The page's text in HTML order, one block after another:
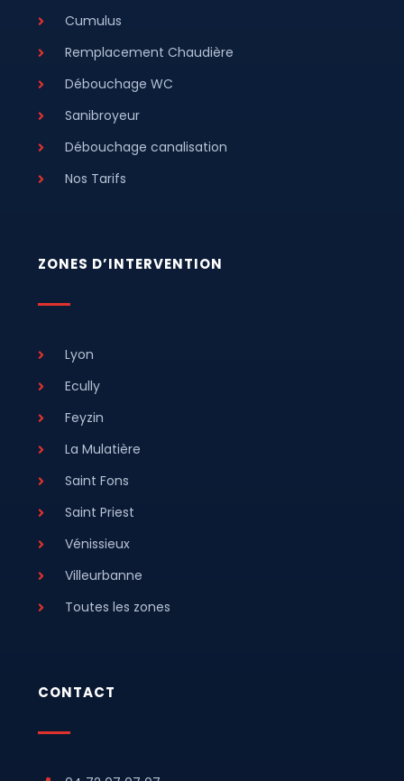
Cumulus
Remplacement Chaudière
Débouchage WC
Sanibroyeur
Débouchage canalisation
Nos Tarifs
ZONES D’INTERVENTION
Lyon
Ecully
Feyzin
La Mulatière
Saint Fons
Saint Priest
Vénissieux
Villeurbanne
Toutes les zones
CONTACT